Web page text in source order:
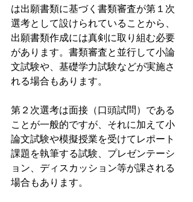
は出願書類に基づく書類審査が第１次
選考として設けられていることから、
出願書類作成には真剣に取り組む必要
があります。書類審査と並行して小論
文試験や、基礎学力試験などが実施さ
れる場合もあります。
第２次選考は面接（口頭試問）である
ことが一般的ですが、それに加えて小
論文試験や模擬授業を受けてレポート
課題を執筆する試験、プレゼンテーシ
ョン、ディスカッション等が課される
場合もあります。